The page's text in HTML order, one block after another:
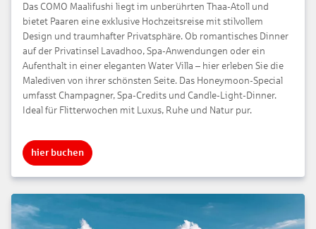
Das COMO Maalifushi liegt im unberührten Thaa-Atoll und
bietet Paaren eine exklusive Hochzeitsreise mit stilvollem
Design und traumhafter Privatsphäre. Ob romantisches Dinner
auf der Privatinsel Lavadhoo, Spa-Anwendungen oder ein
Aufenthalt in einer eleganten Water Villa – hier erleben Sie die
Malediven von ihrer schönsten Seite. Das Honeymoon-Special
umfasst Champagner, Spa-Credits und Candle-Light-Dinner.
Ideal für Flitterwochen mit Luxus, Ruhe und Natur pur.
hier buchen